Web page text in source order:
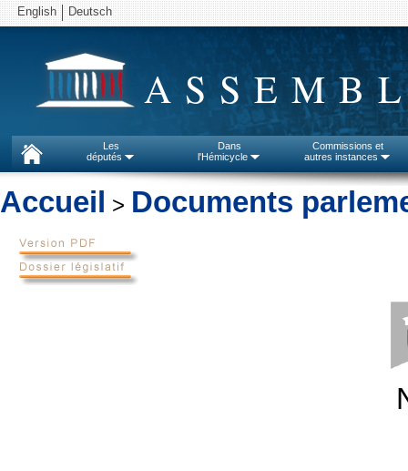
English Deutsch
Les
députés
Dans
l'Hémicycle
Commissions et
autres instances
Accueil > Documents